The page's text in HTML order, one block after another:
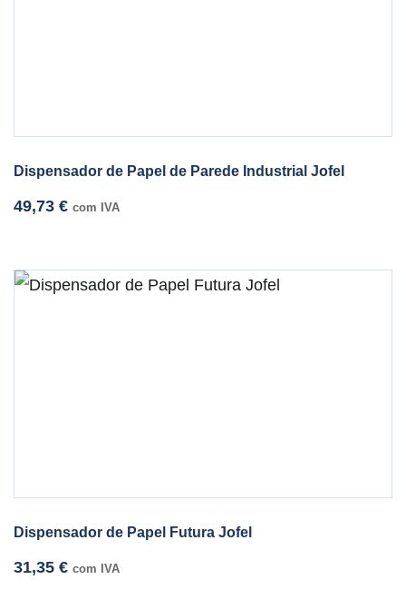
Dispensador de Papel de Parede Industrial Jofel
49,73 € com IVA
Dispensador de Papel Futura Jofel
31,35 € com IVA